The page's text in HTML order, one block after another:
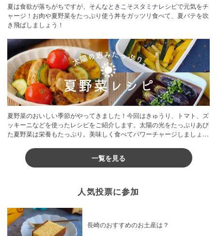
夏は食欲が落ちがちですが、そんなときこそスタミナレシピで元気をチ
ャージ！お肉や夏野菜をたっぷり使う丼をガッツリ食べて、夏バテを吹
き飛ばしましょう！
夏野菜のおいしい季節がやってきました！今回はきゅうり、トマト、ズ
ッキーニなどを使ったレシピをご紹介します。太陽の光をたっぷりあび
た夏野菜は栄養もたっぷり。美味しく食べてパワーチャージしましょう
一覧を見る
人気投票に参加
長崎のおすすめのお土産は？